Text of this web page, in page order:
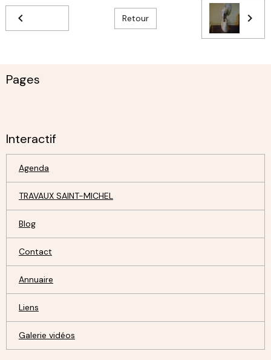
Retour
Pages
Interactif
Agenda
TRAVAUX SAINT-MICHEL
Blog
Contact
Annuaire
Liens
Galerie vidéos